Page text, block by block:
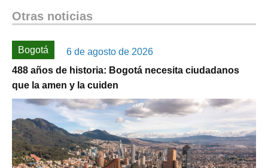
Otras noticias
Bogotá
6 de agosto de 2026
488 años de historia: Bogotá necesita ciudadanos
que la amen y la cuiden